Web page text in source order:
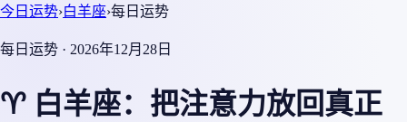
今日运势›白羊座›每日运势
每日运势 · 2026年12月28日
♈ 白羊座：把注意力放回真正